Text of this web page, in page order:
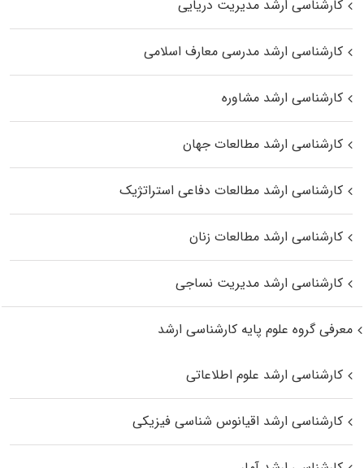
کارشناسی ارشد مدیریت دریایی
کارشناسی ارشد مدرسی معارف اسلامی
کارشناسی ارشد مشاوره
کارشناسی ارشد مطالعات جهان
کارشناسی ارشد مطالعات دفاعی استراتژیک
کارشناسی ارشد مطالعات زنان
کارشناسی ارشد مدیریت نساجی
معرفی گروه علوم پایه کارشناسی ارشد
کارشناسی ارشد علوم اطلاعاتی
کارشناسی ارشد اقیانوس‌ شناسی فیزیکی